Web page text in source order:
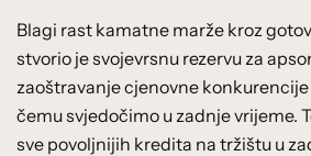
Blagi rast kamatne marže kroz
stvorio je svojevrsnu rezervu za
zaoštravanje cjenovne
čemu svjedočimo u zadnje vrijeme.
sve povoljnijih kredita na tržištu u